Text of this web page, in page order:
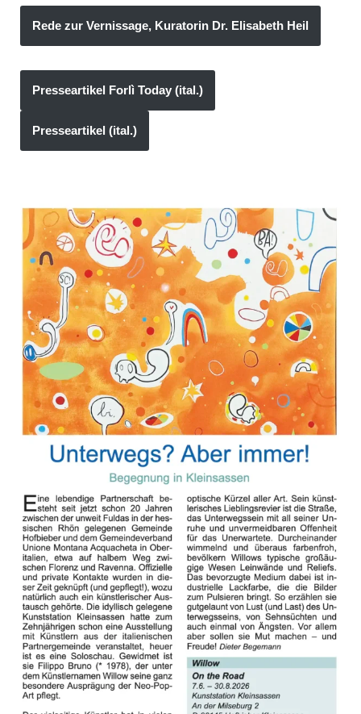
Rede zur Vernissage, Kuratorin Dr. Elisabeth Heil
Presseartikel Forlì Today (ital.)
Presseartikel (ital.)